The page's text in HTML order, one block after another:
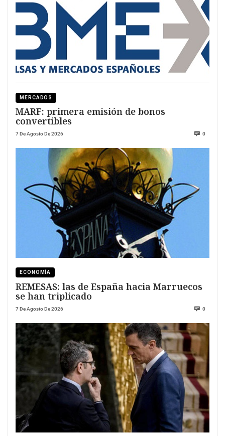
MERCADOS
MARF: primera emisión de bonos
convertibles
7 De Agosto De 2026 0
ECONOMÍA
REMESAS: las de España hacia Marruecos
se han triplicado
7 De Agosto De 2026 0